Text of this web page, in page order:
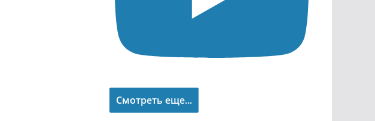
Смотреть еще...